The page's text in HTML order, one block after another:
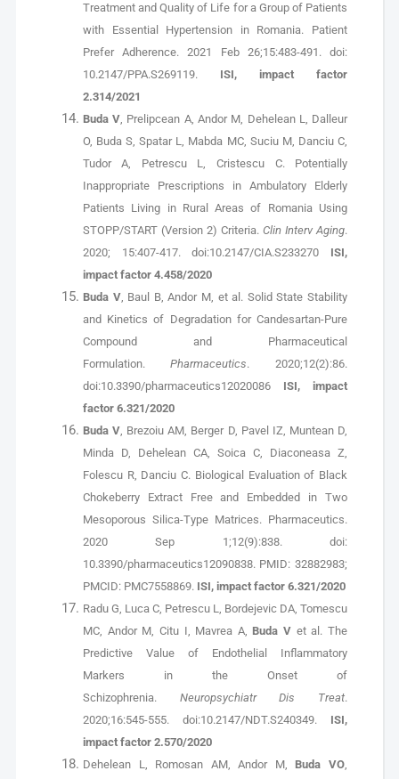
Treatment and Quality of Life for a Group of Patients
with Essential Hypertension in Romania. Patient
Prefer Adherence. 2021 Feb 26;15:483-491. doi:
10.2147/PPA.S269119. ISI, impact factor
2.314/2021
Buda V, Prelipcean A, Andor M, Dehelean L, Dalleur
O, Buda S, Spatar L, Mabda MC, Suciu M, Danciu C,
Tudor A, Petrescu L, Cristescu C. Potentially
Inappropriate Prescriptions in Ambulatory Elderly
Patients Living in Rural Areas of Romania Using
STOPP/START (Version 2) Criteria.Clin Interv Aging.
2020; 15:407-417. doi:10.2147/CIA.S233270 ISI,
impact factor 4.458/2020
Buda V, Baul B, Andor M, et al. Solid State Stability
and Kinetics of Degradation for Candesartan-Pure
Compound and Pharmaceutical
Formulation.Pharmaceutics. 2020;12(2):86.
doi:10.3390/pharmaceutics12020086 ISI, impact
factor 6.321/2020
Buda V, Brezoiu AM, Berger D, Pavel IZ, Muntean D,
Minda D, Dehelean CA, Soica C, Diaconeasa Z,
Folescu R, Danciu C. Biological Evaluation of Black
Chokeberry Extract Free and Embedded in Two
Mesoporous Silica-Type Matrices. Pharmaceutics.
2020 Sep 1;12(9):838. doi:
10.3390/pharmaceutics12090838. PMID: 32882983;
PMCID: PMC7558869. ISI, impact factor 6.321/2020
Radu G, Luca C, Petrescu L, Bordejevic DA, Tomescu
MC, Andor M, Citu I, Mavrea A, Buda V et al. The
Predictive Value of Endothelial Inflammatory
Markers in the Onset of
Schizophrenia. Neuropsychiatr Dis Treat.
2020;16:545-555. doi:10.2147/NDT.S240349. ISI,
impact factor 2.570/2020
Dehelean L, Romosan AM, Andor M, Buda VO,